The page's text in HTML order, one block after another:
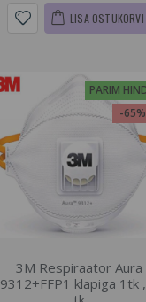
LISA OSTUKORVI
PARIM
-65%
3M Respiraator Aura
9312+FFP1 klapiga 1tk ,